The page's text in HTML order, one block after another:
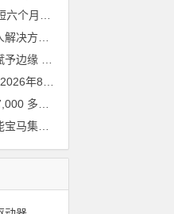
2026年8月6日
恩智浦Trimension超宽带技术赋能宝马集团Digital Key Plus及生命体存在检测功能